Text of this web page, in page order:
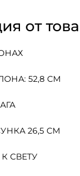
от
52,8 СМ
26,5 СМ
СВЕТУ